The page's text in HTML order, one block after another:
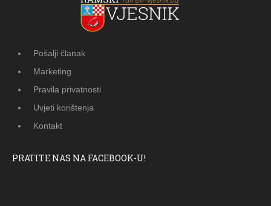
Pošalji članak
Marketing
Pravila privatnosti
Uvjeti korištenja
Kontakt
PRATITE NAS NA FACEBOOK-U!